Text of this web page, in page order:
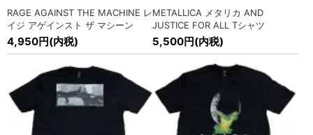
2026/3/13
RED KAP (レッドキャップ) ワークパンツ入荷! » MORE
2026/3/10
FAT WRECK CHORDS(ファット レコーズ) Tシャツ入荷!
» MORE
2026/3/6
スタッズベルト入荷!
» MORE
RAGE AGAINST THE MACHINE レ
イジ アゲインスト ザ マシーン
ORIGINAL LOGO Tシャツ
4,950円(内税)
METALLICA メタリカ AND
JUSTICE FOR ALL Tシャツ
5,500円(内税)